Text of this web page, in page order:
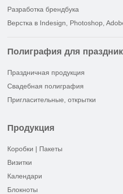
Разработка брендбука
Верстка в Indesign, Photoshop,
Полиграфия для
Праздничная продукция
Свадебная полиграфия
Пригласительные, открытки
Продукция
Коробки | Пакеты
Визитки
Календари
Блокноты